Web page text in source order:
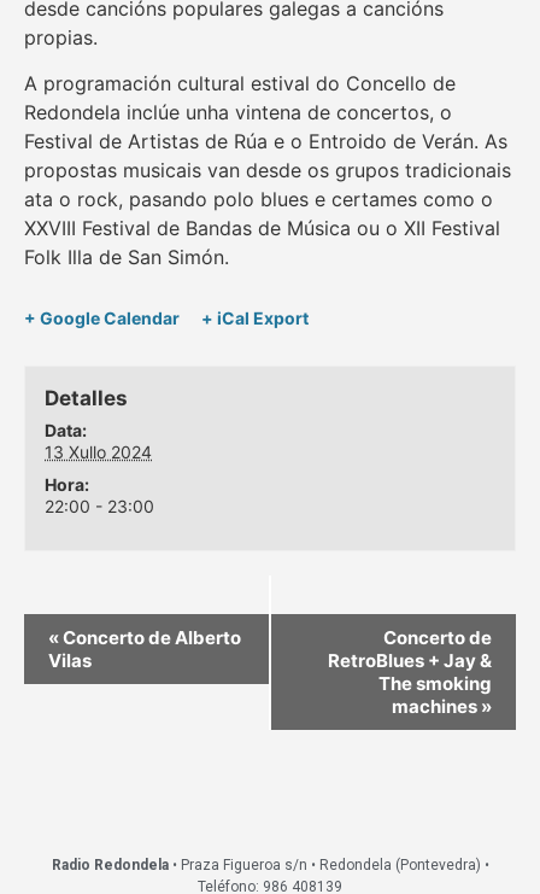
desde cancións populares galegas a cancións
propias.
A programación cultural estival do Concello de
Redondela inclúe unha vintena de concertos, o
Festival de Artistas de Rúa e o Entroido de Verán. As
propostas musicais van desde os grupos tradicionais
ata o rock, pasando polo blues e certames como o
XXVIII Festival de Bandas de Música ou o XII Festival
Folk Illa de San Simón.
+ Google Calendar + iCal Export
Detalles
Data:
13 Xullo 2024
Hora:
22:00 - 23:00
«Concerto de Alberto
Vilas
Concerto de
RetroBlues + Jay &
The smoking
machines »
Radio Redondela• Praza Figueroa s/n • Redondela (Pontevedra) •
Teléfono: 986 408139